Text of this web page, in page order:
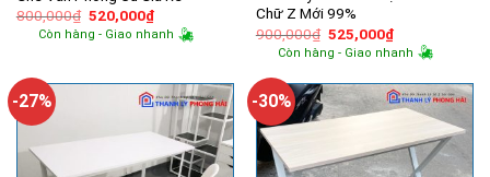
800,000₫ Giá
gốc
là:
520,000₫Giá
hiện
tại
Còn hàng - Giao nhanh
Chữ Z Mới 99%
900,000₫ Giá
gốc
là:
525,000₫Giá
hiện
tại
525,000₫.
Còn hàng - Giao nhanh
-27% -30%